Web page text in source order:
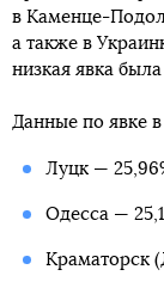
в Каменце-
а также в
низкая явка
Данные по явке в
Луцк —
Одесса —
Краматорск